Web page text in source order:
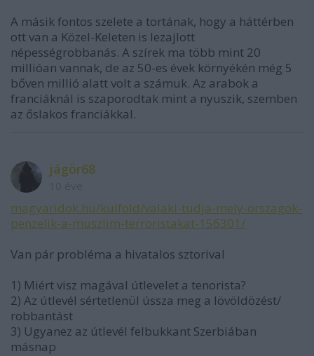
A másik fontos szelete a tortának, hogy a háttérben
ott van a Közel-Keleten is lezajlott
népességrobbanás. A szírek ma több mint 20
millióan vannak, de az 50-es évek környékén még 5
bőven millió alatt volt a számuk. Az arabok a
franciáknál is szaporodtak mint a nyuszik, szemben
az őslakos franciákkal.
jágör68
magyaridok.hu/kulfold/valaki-tudja-mely-orszagok-
penzelik-a-muszlim-terroristakat-156301/
Van pár probléma a hivatalos sztorival
1) Miért visz magával útlevelet a tenorista?
2) Az útlevél sértetlenül ússza meg a lövöldözést/
robbantást
3) Ugyanez az útlevél felbukkant Szerbiában
másnap